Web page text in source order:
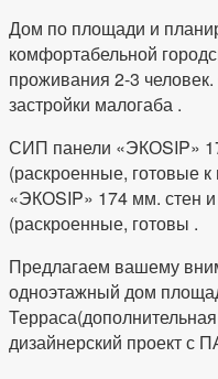
Дом по площади и
комфортабельной
проживания 2-3
застройки малогаба .
СИП панели «ЭКОSIP»
(раскроенные, готовые
«ЭКОSIP» 174 мм. стен
(раскроенные, готовы .
Предлагаем вашему
одноэтажный дом
дизайнерский проект